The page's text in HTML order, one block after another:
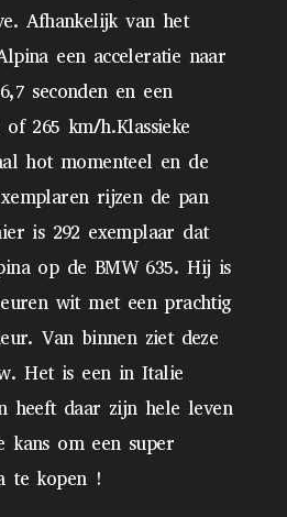
Afhankelijk van het
een acceleratie naar
seconden en een
265 km/h.Klassieke
hot momenteel en de
rijzen de pan
is 292 exemplaar dat
op de BMW 635. Hij is
wit met een prachtig
Van binnen ziet deze
Het is een in Italie
heeft daar zijn hele leven
kans om een super
te kopen !